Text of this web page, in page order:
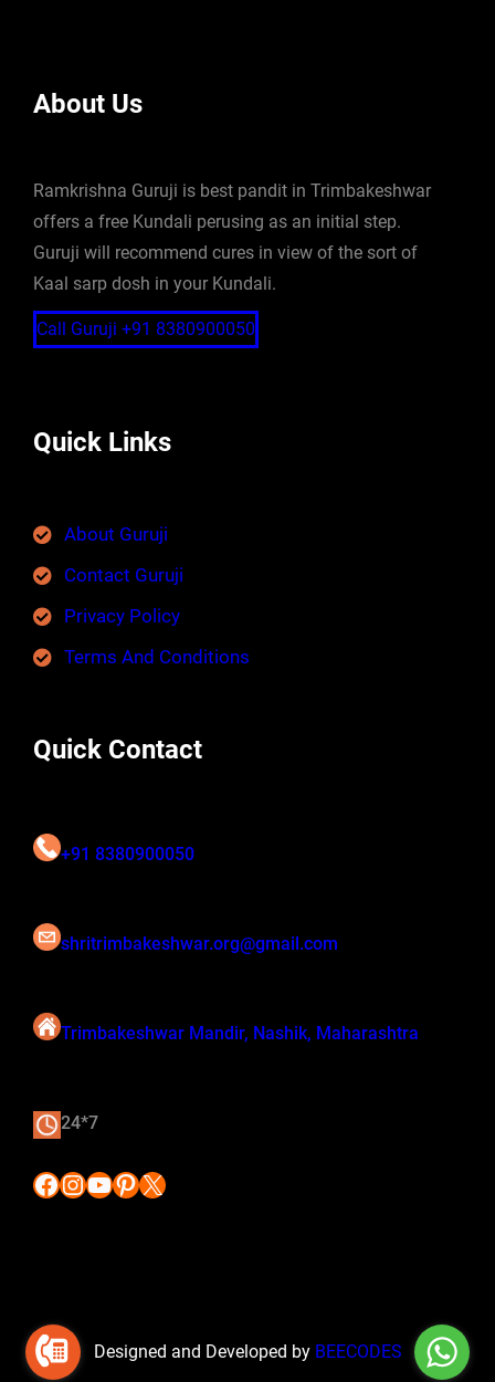
About Us
Ramkrishna Guruji is best pandit in Trimbakeshwar
offers a free Kundali perusing as an initial step.
Guruji will recommend cures in view of the sort of
Kaal sarp dosh in your Kundali.
Call Guruji +91 8380900050
Quick Links
About Guruji
Contact Guruji
Privacy Policy
Terms And Conditions
Quick Contact
+91 8380900050
shritrimbakeshwar.org@gmail.com
Trimbakeshwar Mandir, Nashik, Maharashtra
24*7
Facebook InstagramYouTube Pinterest X
Designed and Developed by BEECODES